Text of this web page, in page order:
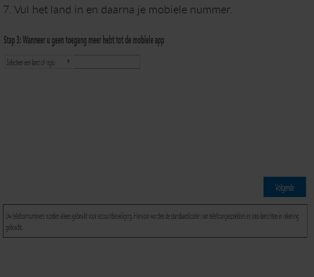
7.Vul het land in en daarna je mobiele nummer.